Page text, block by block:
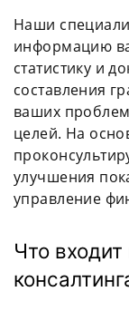
Наши
информацию
статистику и
составления
ваших
целей. На
улучшения
управление
Что